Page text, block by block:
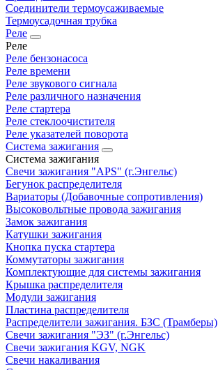
Соединители термоусаживаемые
Термоусадочная трубка
Реле
Реле
Реле бензонасоса
Реле времени
Реле звукового сигнала
Реле различного назначения
Реле стартера
Реле стеклоочистителя
Реле указателей поворота
Система зажигания
Система зажигания
Свечи зажигания "APS" (г.Энгельс)
Бегунок распределителя
Вариаторы (Добавочные сопротивления)
Высоковольтные провода зажигания
Замок зажигания
Катушки зажигания
Кнопка пуска стартера
Коммутаторы зажигания
Комплектующие для системы зажигания
Крышка распределителя
Модули зажигания
Пластина распределителя
Распределители зажигания. БЗС (Трамберы)
Свечи зажигания "ЭЗ" (г.Энгельс)
Свечи зажигания KGV, NGK
Свечи накаливания